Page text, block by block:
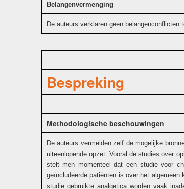
Belangenvermenging
De auteurs verklaren geen belangenconflicten
Bespreking
Methodologische beschouwingen
De auteurs vermelden zelf de mogelijke
uiteenlopende opzet. Vooral de studies over
stelt men momenteel dat een studie voor
geïncludeerde patiënten is over het algemeen
studie gebruikte analgetica worden vaak